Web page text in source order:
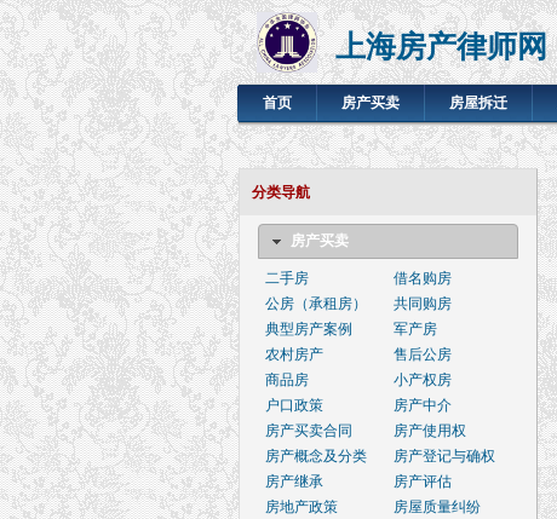
上海房产律师网
首页 房产买卖 房屋拆迁
分类导航
房产买卖
二手房
借名购房
公房（承租房）
共同购房
典型房产案例
军产房
农村房产
售后公房
商品房
小产权房
户口政策
房产中介
房产买卖合同
房产使用权
房产概念及分类
房产登记与确权
房产继承
房产评估
房地产政策
房屋质量纠纷